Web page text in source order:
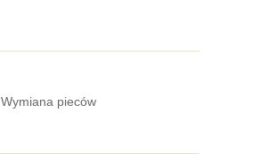
Wymiana pieców